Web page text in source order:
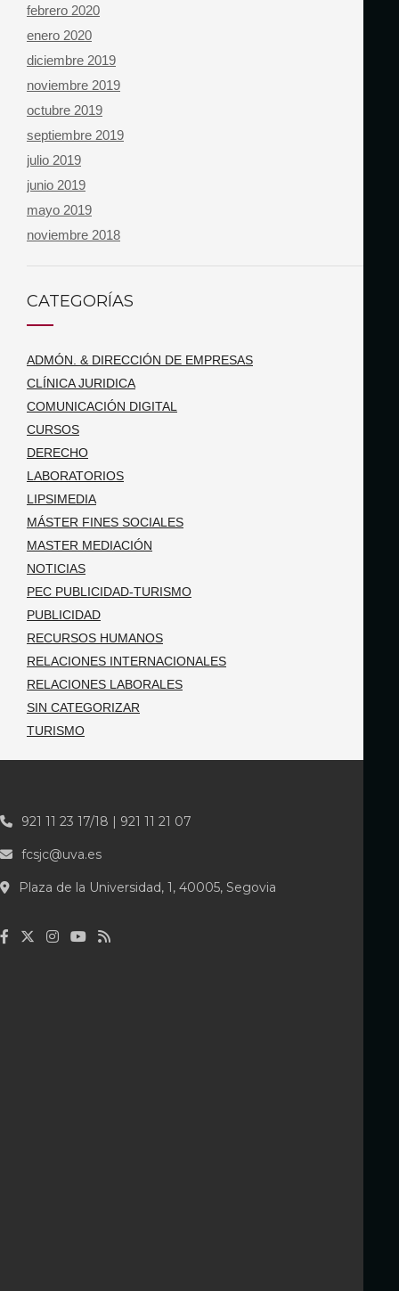
febrero 2020
enero 2020
diciembre 2019
noviembre 2019
octubre 2019
septiembre 2019
julio 2019
junio 2019
mayo 2019
noviembre 2018
CATEGORÍAS
ADMÓN. & DIRECCIÓN DE EMPRESAS
CLÍNICA JURIDICA
COMUNICACIÓN DIGITAL
CURSOS
DERECHO
LABORATORIOS
LIPSIMEDIA
MÁSTER FINES SOCIALES
MASTER MEDIACIÓN
NOTICIAS
PEC PUBLICIDAD-TURISMO
PUBLICIDAD
RECURSOS HUMANOS
RELACIONES INTERNACIONALES
RELACIONES LABORALES
SIN CATEGORIZAR
TURISMO
921 11 23 17/18 | 921 11 21 07
fcsjc@uva.es
Plaza de la Universidad, 1, 40005, Segovia